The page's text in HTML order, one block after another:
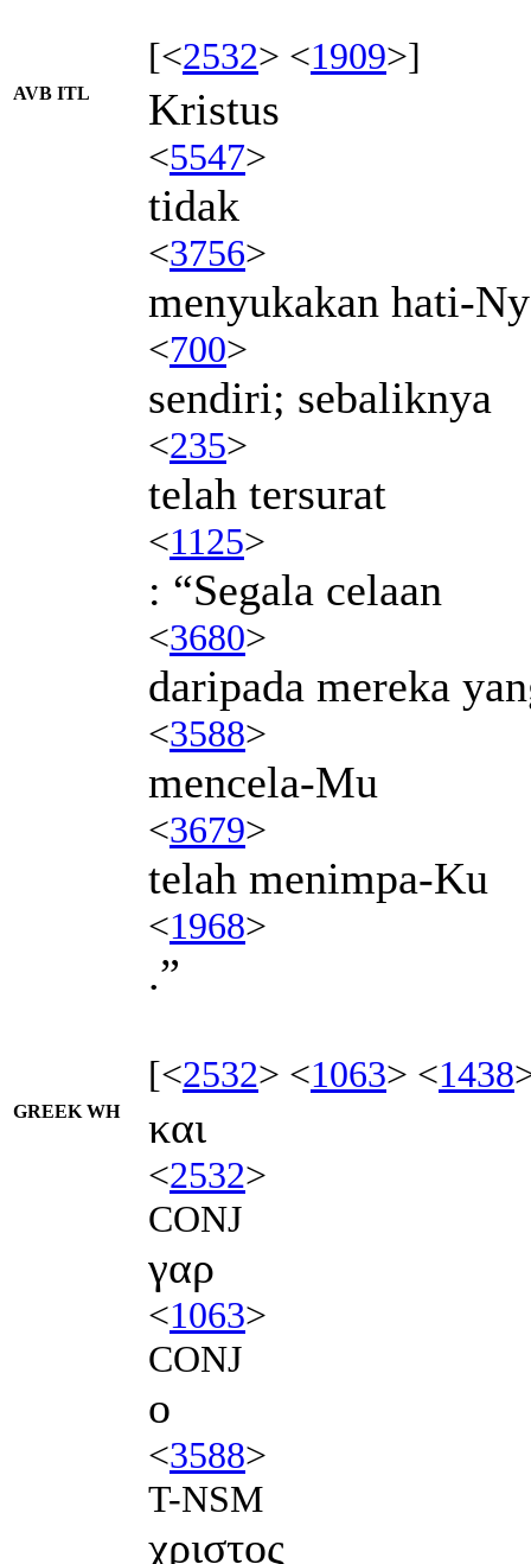
[<2532> <1909>]
AVB ITL Kristus
<5547>
tidak
<3756>
menyukakan hati-
<700>
sendiri; sebaliknya
<235>
telah tersurat
<1125>
: “Segala celaan
<3680>
daripada mereka
<3588>
mencela-Mu
<3679>
telah menimpa-Ku
<1968>
.”
[<2532> <1063> <1438
GREEK WH και
<2532>
CONJ
γαρ
<1063>
CONJ
ο
<3588>
T-NSM
χριστος